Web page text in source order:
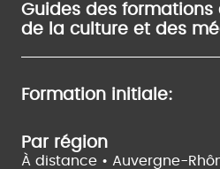
Guides des formations
de la culture et des
Formation initiale:
Par région
À distance • Auvergne-